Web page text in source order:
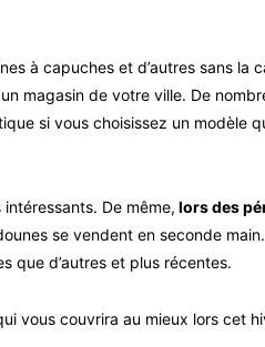
à capuches et d’autres sans la
magasin de votre ville. De
si vous choisissez un modèle
De même, lors des
se vendent en seconde
que d’autres et plus récentes.
vous couvrira au mieux lors cet